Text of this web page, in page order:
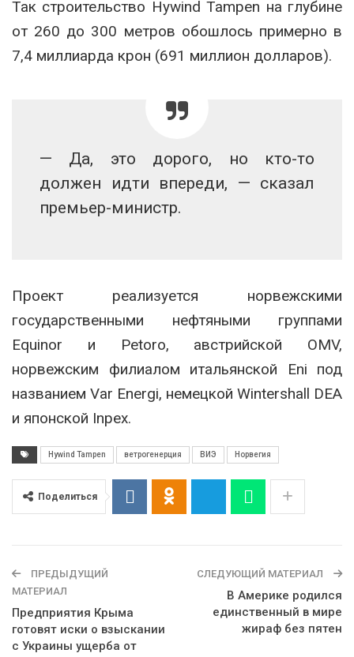
Так строительство Hywind Tampen на глубине
от 260 до 300 метров обошлось примерно в
7,4 миллиарда крон (691 миллион долларов).
— Да, это дорого, но кто-то
должен идти впереди, — сказал
премьер-министр.
Проект реализуется норвежскими
государственными нефтяными группами
Equinor и Petoro, австрийской OMV,
норвежским филиалом итальянской Eni под
названием Var Energi, немецкой Wintershall DEA
и японской Inpex.
Hywind Tampen ветрогенерция ВИЭ Норвегия
Поделиться
ПРЕДЫДУЩИЙ
МАТЕРИАЛ
Предприятия Крыма
готовят иски о взыскании
с Украины ущерба от
СЛЕДУЮЩИЙ МАТЕРИАЛ
В Америке родился
единственный в мире
жираф без пятен